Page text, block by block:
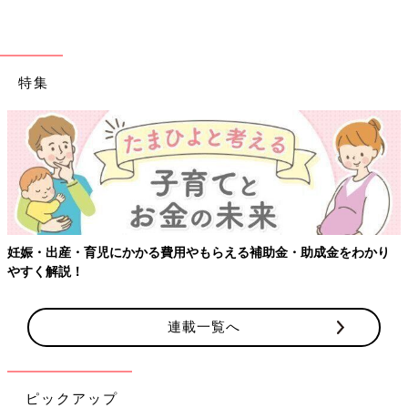
特集
妊娠・出産・育児にかかる費用やもらえる補助金・助成金をわかり
やすく解説！
連載一覧へ
ピックアップ